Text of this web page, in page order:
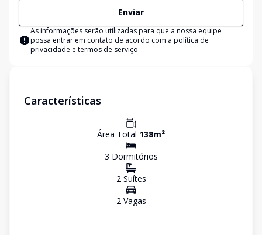
Enviar
As informações serão utilizadas para que a nossa equipe
possa entrar em contato de acordo com a política de
privacidade e termos de serviço
Características
Área Total 138m²
3 Dormitórios
2Suítes
2Vagas